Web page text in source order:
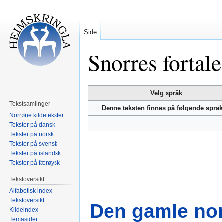
Snorres fortale
til
navigering
til
Velg språk
Denne teksten finnes på følgende
Den gamle
Side
Tekstsamlinger
Norrøne kildetekster
Tekster på dansk
Tekster på norsk
Tekster på svensk
Tekster på islandsk
Tekster på færøysk
Tekstoversikt
Alfabetisk index
Tekstoversikt
Kildeindex
Temasider